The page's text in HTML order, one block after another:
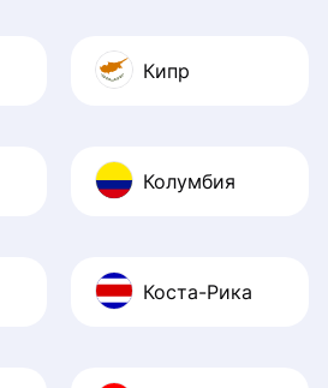
Кипр
Колумбия
Коста-Рика